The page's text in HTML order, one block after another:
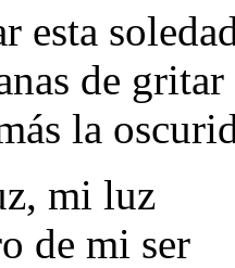
esta
de gritar
la
mi luz
de mi ser